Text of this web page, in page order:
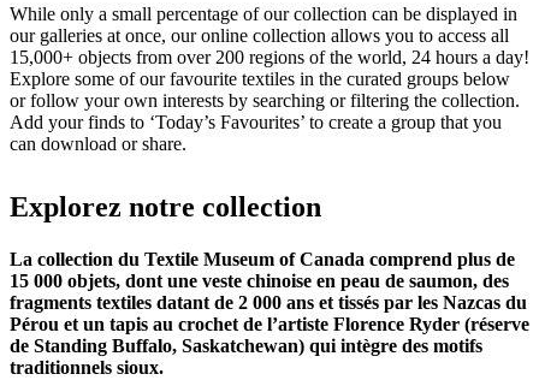
While only a small percentage of our collection can be displayed in
our galleries at once, our online collection allows you to access all
15,000+ objects from over 200 regions of the world, 24 hours a day!
Explore some of our favourite textiles in the curated groups below
or follow your own interests by searching or filtering the collection.
Add your finds to ‘Today’s Favourites’ to create a group that you
can download or share.
Explorez notre collection
La collection du Textile Museum of Canada comprend plus de
15 000 objets, dont une veste chinoise en peau de saumon, des
fragments textiles datant de 2 000 ans et tissés par les Nazcas du
Pérou et un tapis au crochet de l’artiste Florence Ryder (réserve
de Standing Buffalo, Saskatchewan) qui intègre des motifs
traditionnels sioux.